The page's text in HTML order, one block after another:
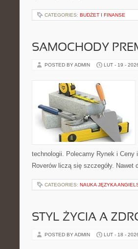
CATEGORIES: BUDŻET I FINANSE
SAMOCHODY
POSTED BY ADMIN LUT - 19 -
technologii. Polecamy Rynek i Ceny
Roverów liczą się szczegóły.
CATEGORIES: NAUKA JĘZYKA
STYL ŻYCIA A
POSTED BY ADMIN LUT - 18 -